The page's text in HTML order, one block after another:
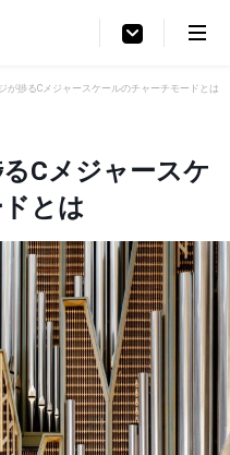
が捗るCメジャースケールのチャーチモードとは
Cメジャースケ
とは